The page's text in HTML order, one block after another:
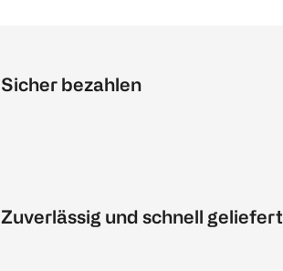
Sicher bezahlen
Zuverlässig und schnell geliefert